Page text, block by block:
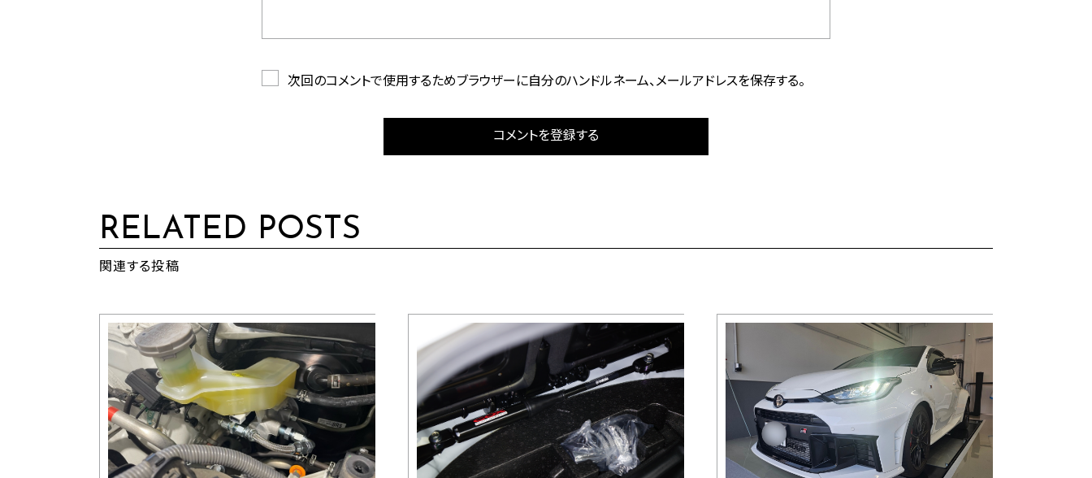
次回のコメントで使用するためブラウザーに自分のハンドルネーム、メールアドレスを保存する。
コメントを登録する
RELATED POSTS
関連する投稿